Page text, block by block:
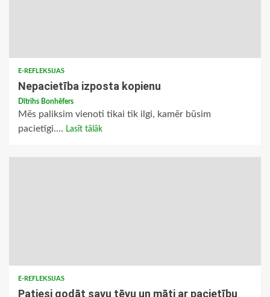
E-REFLEKSIJAS
Nepacietība izposta kopienu
Dītrihs Bonhēfers
Mēs paliksim vienoti tikai tik ilgi, kamēr būsim
pacietīgi.... Lasīt tālāk
E-REFLEKSIJAS
Patiesi godāt savu tēvu un māti ar pacietību